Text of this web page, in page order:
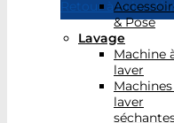
Retour à la
& Pose
Lavage
Machine
laver
Machines
laver